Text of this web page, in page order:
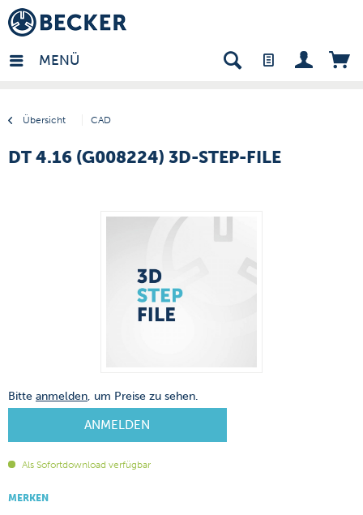
MENÜ
Übersicht CAD
- DE
DT 4.16 (G008224) 3D-STEP-FILE
Bitte anmelden, um Preise zu sehen.
ANMELDEN
Als Sofortdownload verfügbar
MERKEN